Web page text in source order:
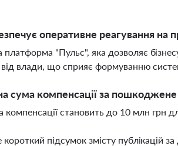
оперативне реагування на
"Пульс", яка дозволяє
від влади, що сприяє формуванню
сума компенсації за
становить до 10 млн грн
підсумок змісту публікацій